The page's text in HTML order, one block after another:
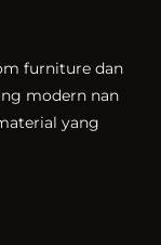
furniture dan
modern nan
yang